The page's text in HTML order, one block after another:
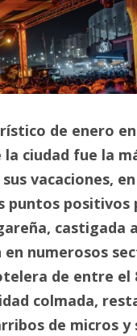
de enero
la ciudad fue la
vacaciones,
puntos positivos
castigada
numerosos
de entre el
colmada,
de micros